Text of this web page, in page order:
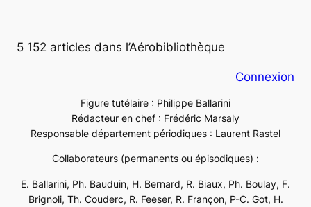
5 152 articles dans l’Aérobibliothèque
Connexion
Figure tutélaire : Philippe Ballarini
Rédacteur en chef : Frédéric Marsaly
Responsable département périodiques : Laurent Rastel
Collaborateurs (permanents ou épisodiques) :
E. Ballarini, Ph. Bauduin, H. Bernard, R. Biaux, Ph. Boulay, F.
Brignoli, Th. Couderc, R. Feeser, R. Françon, P-C. Got, H.